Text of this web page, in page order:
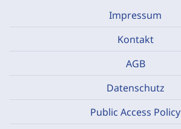
Impressum
Kontakt
AGB
Datenschutz
Public Access Policy